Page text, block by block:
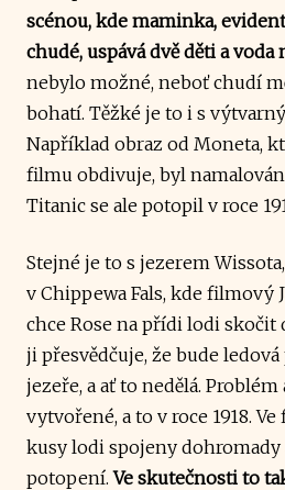
scénou, kde maminka,
chudé, uspává dvě děti a voda
nebylo možné, neboť chudí
bohatí. Těžké je to i s
Například obraz od Moneta,
filmu obdivuje, byl namalován
Titanic se ale potopil v roce
Stejné je to s jezerem
v Chippewa Fals, kde filmový
chce Rose na přídi lodi skočit
ji přesvědčuje, že bude
jezeře, a ať to nedělá. Problém
vytvořené, a to v roce 1918.
kusy lodi spojeny
potopení.Ve skutečnosti to